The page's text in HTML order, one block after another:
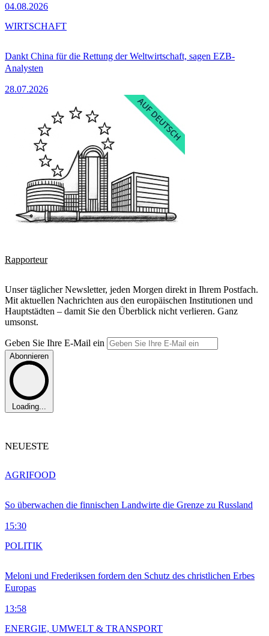
04.08.2026
Dankt China für die Rettung der Weltwirtschaft, sagen EZB-
Analysten
28.07.2026
WIRTSCHAFT
Rapporteur
Unser täglicher Newsletter, jeden Morgen direkt in Ihrem Postfach.
Mit aktuellen Nachrichten aus den europäischen Institutionen und
Hauptstädten – damit Sie den Überblick nicht verlieren. Ganz
umsonst.
Geben Sie Ihre E-Mail ein
Abonnieren
Loading...
NEUESTE
So überwachen die finnischen Landwirte die Grenze zu Russland
15:30
AGRIFOOD
Meloni und Frederiksen fordern den Schutz des christlichen Erbes
Europas
13:58
POLITIK
ENERGIE, UMWELT & TRANSPORT